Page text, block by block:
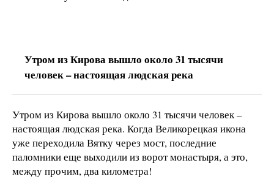
Утром из Кирова вышло около 31 тысячи
человек – настоящая людская река
Утром из Кирова вышло около 31 тысячи человек –
настоящая людская река. Когда Великорецкая икона
уже переходила Вятку через мост, последние
паломники еще выходили из ворот монастыря, а это,
между прочим, два километра!